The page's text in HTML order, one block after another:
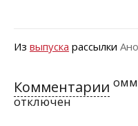
Из выпуска рассылки
Комментарии
отключен